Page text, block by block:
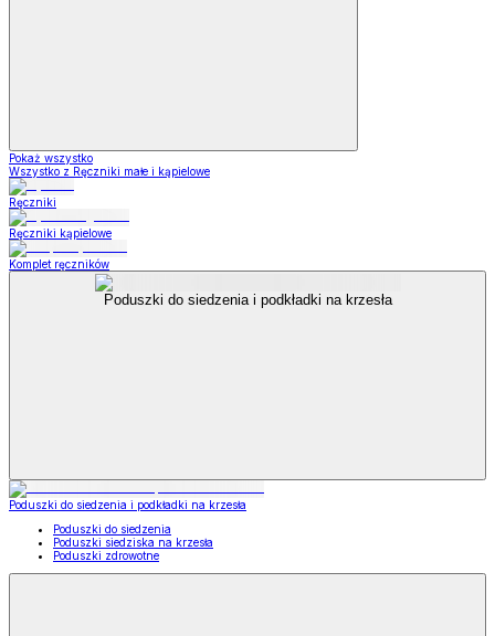
Pokaż wszystko
Wszystko z Ręczniki małe i kąpielowe
Ręczniki
Ręczniki kąpielowe
Komplet ręczników
Poduszki do siedzenia i podkładki na krzesła
Poduszki do siedzenia i podkładki na krzesła
Poduszki do siedzenia
Poduszki siedziska na krzesła
Poduszki zdrowotne